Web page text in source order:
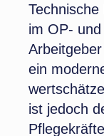
im OP-
ein
ist jedoch